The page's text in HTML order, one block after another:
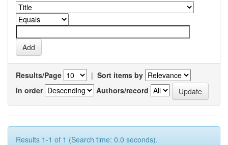
Results/Page | Sort items by
In order
Authors/record
Results 1-1 of 1 (Search time: 0.0 seconds).